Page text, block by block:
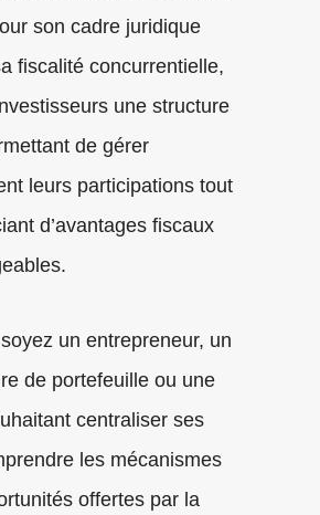
son cadre juridique
fiscalité concurrentielle,
une structure
de gérer
leurs participations tout
d’avantages fiscaux
un entrepreneur, un
de portefeuille ou une
centraliser ses
les mécanismes
offertes par la